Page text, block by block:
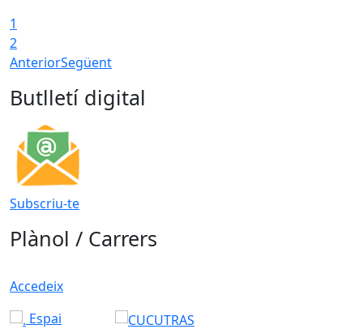
1
2
AnteriorSegüent
Butlletí digital
Subscriu-te
Plànol / Carrers
Accedeix
Espai